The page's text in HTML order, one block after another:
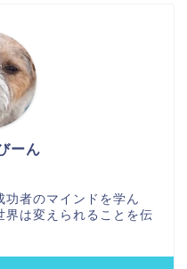
ーん
功者のマインドを学ん
界は変えられることを伝
です